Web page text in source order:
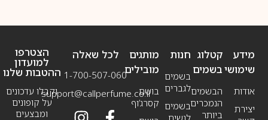
מידע
שימושי
אודות
יצירת
חנות
בשמים
לגברים
בשמים
קטלוג
בשמים
הבשמים
הנמכרים
ביותר
מותגים
מובילים
בושם
קסרג’וף
לכל שאלה
1-700-507-060
support@callperfume.co.il
הצטרפו
למועדון
ההטבות שלנו
וקבלו עדכונים
על קופונים
ומבצעים